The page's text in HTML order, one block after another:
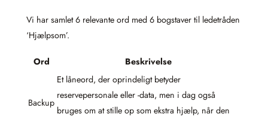
Vi har samlet 6 relevante ord med 6 bogstaver til ledetråden
‘Hjælpsom’.
Ord Beskrivelse
Backup
Et låneord, der oprindeligt betyder
reservepersonale eller -data, men i dag også
bruges om at stille op som ekstra hjælp, når den